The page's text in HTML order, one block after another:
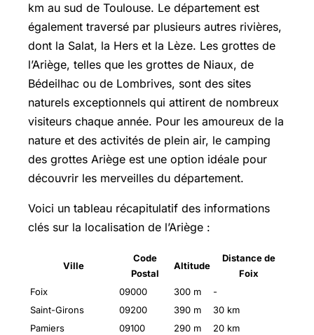
km au sud de Toulouse. Le département est
également traversé par plusieurs autres rivières,
dont la Salat, la Hers et la Lèze. Les grottes de
l’Ariège, telles que les grottes de Niaux, de
Bédeilhac ou de Lombrives, sont des sites
naturels exceptionnels qui attirent de nombreux
visiteurs chaque année. Pour les amoureux de la
nature et des activités de plein air, le camping
des grottes Ariège est une option idéale pour
découvrir les merveilles du département.
Voici un tableau récapitulatif des informations
clés sur la localisation de l’Ariège :
Ville
Code
Postal
Altitude
Distance de
Foix
Foix
09000 300 m
-
Saint-Girons
09200 390 m
30 km
Pamiers
09100 290 m
20 km